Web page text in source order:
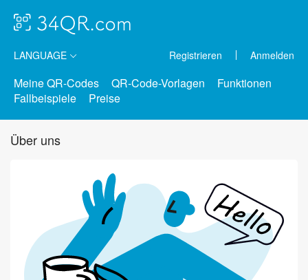
LANGUAGE Registrieren Anmelden
Meine QR-Codes QR-Code-Vorlagen
Funktionen
Fallbeispiele
Preise
Über uns